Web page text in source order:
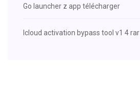
Go launcher z app télécharger
Icloud activation bypass tool v1 4 rar